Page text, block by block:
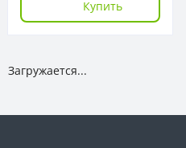
Купить
Загружается...